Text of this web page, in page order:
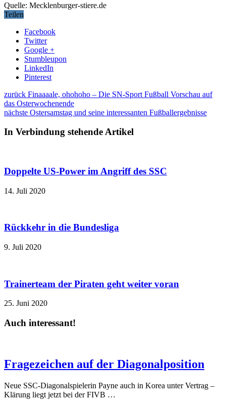
Quelle: Mecklenburger-stiere.de
Teilen
Facebook
Twitter
Google +
Stumbleupon
LinkedIn
Pinterest
zurück Finaaaale, ohohoho – Die SN-Sport Fußball Vorschau auf
das Osterwochenende
nächste Ostersamstag und seine interessanten Fußballergebnisse
In Verbindung stehende Artikel
Doppelte US-Power im Angriff des SSC
14. Juli 2020
Rückkehr in die Bundesliga
9. Juli 2020
Trainerteam der Piraten geht weiter voran
25. Juni 2020
Auch interessant!
Fragezeichen auf der Diagonalposition
Neue SSC-Diagonalspielerin Payne auch in Korea unter Vertrag –
Klärung liegt jetzt bei der FIVB …